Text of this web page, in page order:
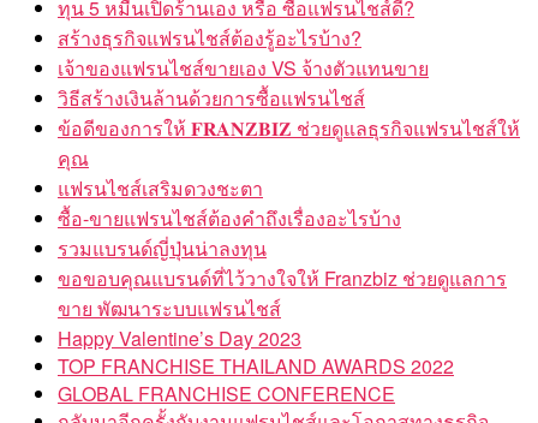
ทุน 5 หมื่นเปิดร้านเอง หรือ ซื้อแฟรนไชส์ดี?
สร้างธุรกิจแฟรนไชส์ต้องรู้อะไรบ้าง?
เจ้าของแฟรนไชส์ขายเอง VS จ้างตัวแทนขาย
วิธีสร้างเงินล้านด้วยการซื้อแฟรนไชส์
ข้อดีของการให้ 𝐅𝐑𝐀𝐍𝐙𝐁𝐈𝐙 ช่วยดูแลธุรกิจแฟรนไชส์ให้
คุณ
แฟรนไชส์เสริมดวงชะตา
ซื้อ-ขายแฟรนไชส์ต้องคำถึงเรื่องอะไรบ้าง
รวมแบรนด์ญี่ปุ่นน่าลงทุน
ขอขอบคุณแบรนด์ที่ไว้วางใจให้ Franzbiz ช่วยดูแลการ
ขาย พัฒนาระบบแฟรนไชส์
Happy Valentine’s Day 2023
TOP FRANCHISE THAILAND AWARDS 2022
GLOBAL FRANCHISE CONFERENCE